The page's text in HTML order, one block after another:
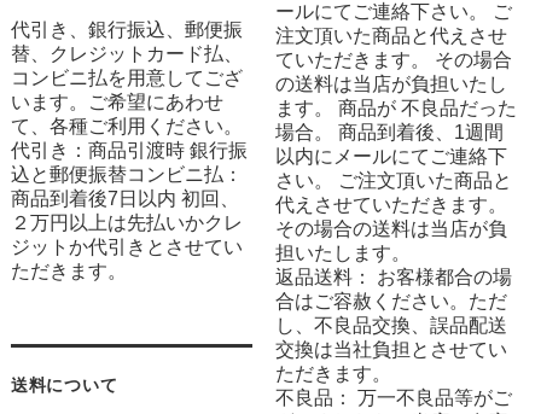
代引き、銀行振込、郵便振
替、クレジットカード払、
コンビニ払を用意してござ
います。ご希望にあわせ
て、各種ご利用ください。
代引き：商品引渡時 銀行振
込と郵便振替コンビニ払：
商品到着後7日以内 初回、
２万円以上は先払いかクレ
ジットか代引きとさせてい
ただきます。
送料について
ールにてご連絡下さい。 ご
注文頂いた商品と代えさせ
ていただきます。 その場合
の送料は当店が負担いたし
ます。 商品が 不良品だった
場合。 商品到着後、1週間
以内にメールにてご連絡下
さい。 ご注文頂いた商品と
代えさせていただきます。
その場合の送料は当店が負
担いたします。
返品送料： お客様都合の場
合はご容赦ください。ただ
し、不良品交換、誤品配送
交換は当社負担とさせてい
ただきます。
不良品： 万一不良品等がご